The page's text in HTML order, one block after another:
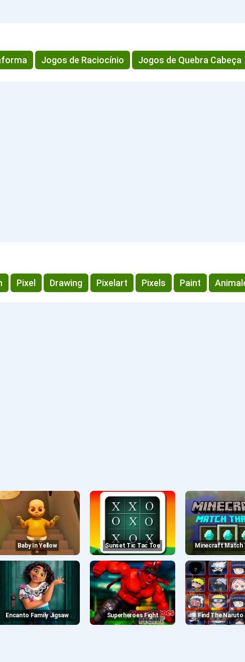
Jogos de Raciocínio Jogos de Quebra Cabeça
Pixel Drawing Pixelart Pixels Paint
Baby In Yellow Sunset Tic Tac Toe Minecraft Match
Encanto Family Jigsaw Superheroes Fight Find The Naruto